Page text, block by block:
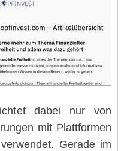
dabei nur von
mit Plattformen
Gerade im